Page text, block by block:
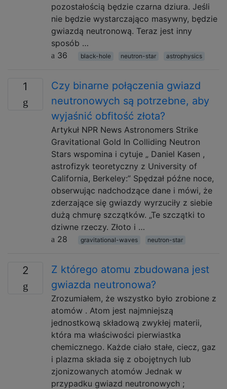
pozostałością będzie czarna dziura. Jeśli
nie będzie wystarczająco masywny, będzie
gwiazdą neutronową. Teraz jest inny
sposób …
36
black-hole neutron-star astrophysics
1
Czy binarne połączenia gwiazd
neutronowych są potrzebne, aby
wyjaśnić obfitość złota?
Artykuł NPR News Astronomers Strike
Gravitational Gold In Colliding Neutron
Stars wspomina i cytuje „ Daniel Kasen ,
astrofizyk teoretyczny z University of
California, Berkeley:” Spędzał późne noce,
obserwując nadchodzące dane i mówi, że
zderzające się gwiazdy wyrzuciły z siebie
dużą chmurę szczątków. „Te szczątki to
dziwne rzeczy. Złoto i …
28
gravitational-waves neutron-star
2
Z którego atomu zbudowana jest
gwiazda neutronowa?
Zrozumiałem, że wszystko było zrobione z
atomów . Atom jest najmniejszą
jednostkową składową zwykłej materii,
która ma właściwości pierwiastka
chemicznego. Każde ciało stałe, ciecz, gaz
i plazma składa się z obojętnych lub
zjonizowanych atomów Jednak w
przypadku gwiazd neutronowych ;